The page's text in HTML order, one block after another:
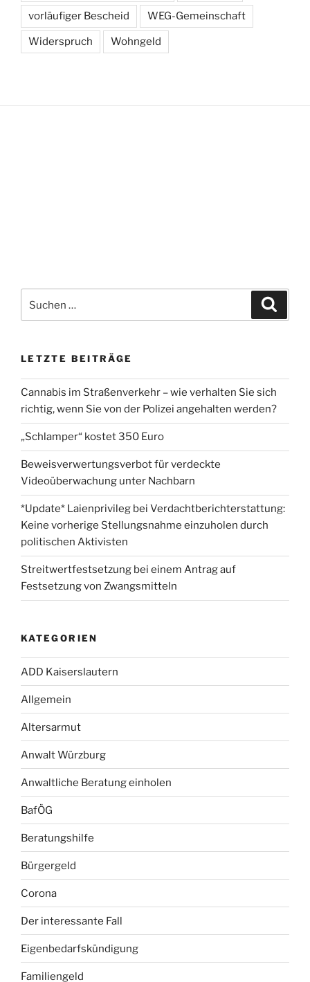
vorläufiger Bescheid WEG-Gemeinschaft
Widerspruch Wohngeld
nach:
LETZTE BEITRÄGE
Cannabis im Straßenverkehr – wie verhalten Sie sich
richtig, wenn Sie von der Polizei angehalten werden?
„Schlamper“ kostet 350 Euro
Beweisverwertungsverbot für verdeckte
Videoüberwachung unter Nachbarn
*Update* Laienprivileg bei Verdachtberichterstattung:
Keine vorherige Stellungsnahme einzuholen durch
politischen Aktivisten
Streitwertfestsetzung bei einem Antrag auf
Festsetzung von Zwangsmitteln
KATEGORIEN
ADD Kaiserslautern
Allgemein
Altersarmut
Anwalt Würzburg
Anwaltliche Beratung einholen
BafÖG
Beratungshilfe
Bürgergeld
Corona
Der interessante Fall
Eigenbedarfskündigung
Familiengeld